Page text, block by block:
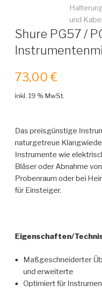
Shure PG57 /
73,00 €
inkl. 19 % MwSt.
Das preisgünstige
naturgetreue
Instrumente wie
Bläser oder Abnahme
Probenraum oder bei
für Einsteiger.
Eigenschaften/
Maßgeschneiderter
und erweiterte
Optimiert für